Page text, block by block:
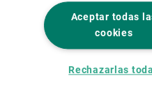
Aceptar todas
cookies
Rechazarlas